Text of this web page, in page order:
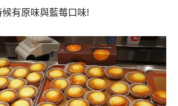
有原味與藍莓口味!